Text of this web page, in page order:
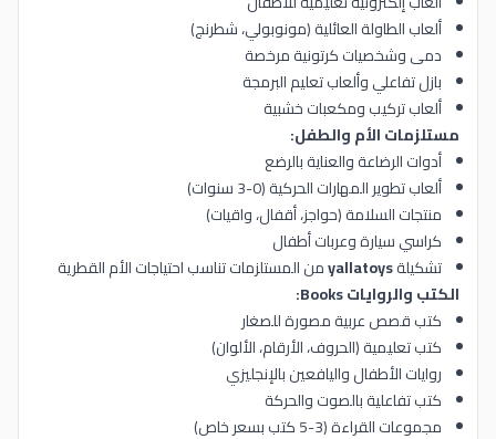
ألعاب الطاولة العائلية (مونوبولي، شطرنج)
دمى وشخصيات كرتونية مرخصة
بازل تفاعلي وألعاب تعليم البرمجة
ألعاب تركيب ومكعبات خشبية
مستلزمات الأم والطفل:
أدوات الرضاعة والعناية بالرضع
ألعاب تطوير المهارات الحركية (0-3 سنوات)
منتجات السلامة (حواجز، أقفال، واقيات)
كراسي سيارة وعربات أطفال
تشكيلةyallatoysمن المستلزمات تناسب احتياجات الأم القطرية
الكتب والروايات Books:
كتب قصص عربية مصورة للصغار
كتب تعليمية (الحروف، الأرقام، الألوان)
روايات الأطفال واليافعين بالإنجليزي
كتب تفاعلية بالصوت والحركة
مجموعات القراءة (3-5 كتب بسعر خاص)